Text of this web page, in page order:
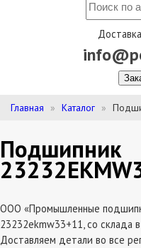
Главная Каталог
Подшипник
ООО «Промышленные
23232ekmw33+11, со склада
Доставляем детали во все